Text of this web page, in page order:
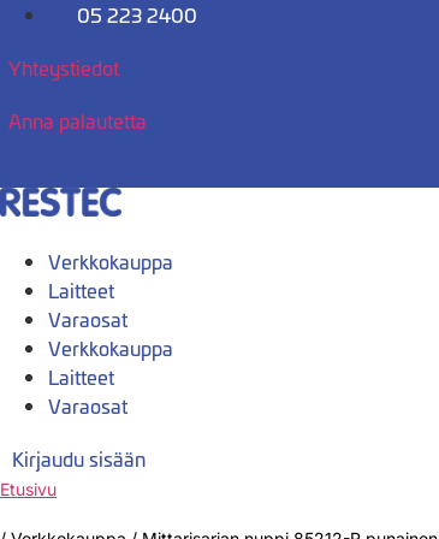
Mene
05 223 2400
Yhteystiedot
Anna palautetta
Verkkokauppa
Laitteet
Varaosat
Verkkokauppa
Laitteet
Varaosat
Kirjaudu sisään
Etusivu